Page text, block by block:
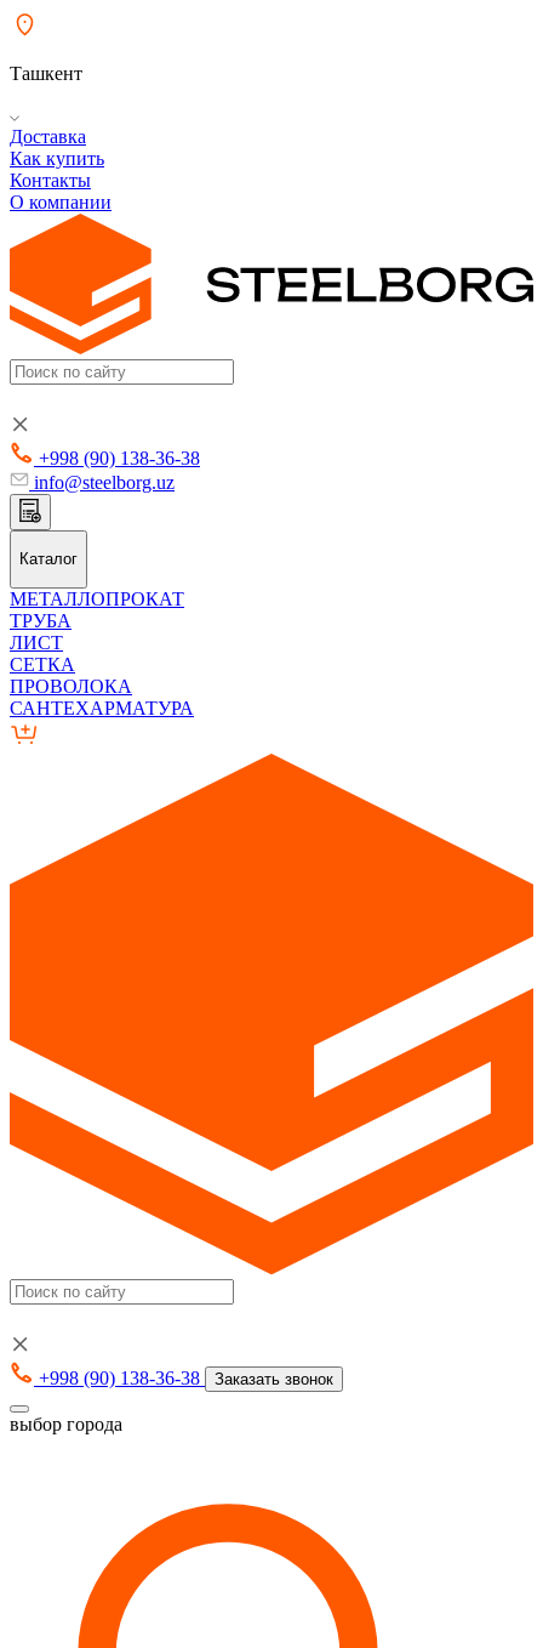
Ташкент
Доставка
Как купить
Контакты
О компании
+998 (90) 138-36-38
info@steelborg.uz
Каталог
МЕТАЛЛОПРОКАТ
ТРУБА
ЛИСТ
СЕТКА
ПРОВОЛОКА
САНТЕХАРМАТУРА
+998 (90) 138-36-38 Заказать звонок
выбор города